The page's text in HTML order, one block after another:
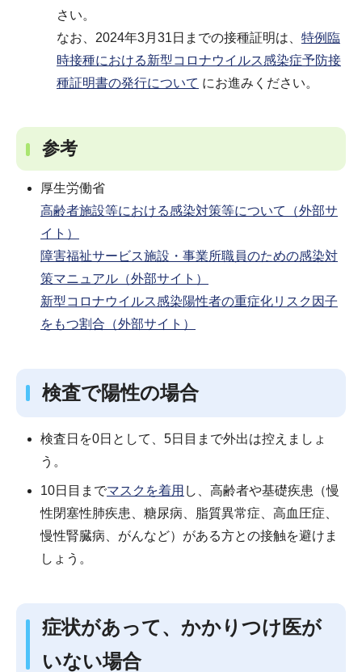
さい。
なお、2024年3月31日までの接種証明は、 特例臨
時接種における新型コロナウイルス感染症予防接
種証明書の発行について にお進みください。
参考
厚生労働省
高齢者施設等における感染対策等について（外部サ
イト）
障害福祉サービス施設・事業所職員のための感染対
策マニュアル（外部サイト）
新型コロナウイルス感染陽性者の重症化リスク因子
をもつ割合（外部サイト）
検査で陽性の場合
検査日を0日として、5日目まで外出は控えましょ
う。
10日目までマスクを着用 し、高齢者や基礎疾患（慢
性閉塞性肺疾患、糖尿病、脂質異常症、高血圧症、
慢性腎臓病、がんなど）がある方との接触を避けま
しょう。
症状があって、かかりつけ医が
いない場合